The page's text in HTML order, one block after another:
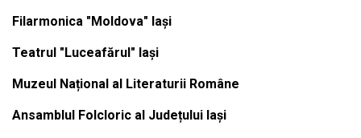
Filarmonica "Moldova" Iași
Teatrul "Luceafărul" Iași
Muzeul Național al Literaturii Române
Ansamblul Folcloric al Județului Iași